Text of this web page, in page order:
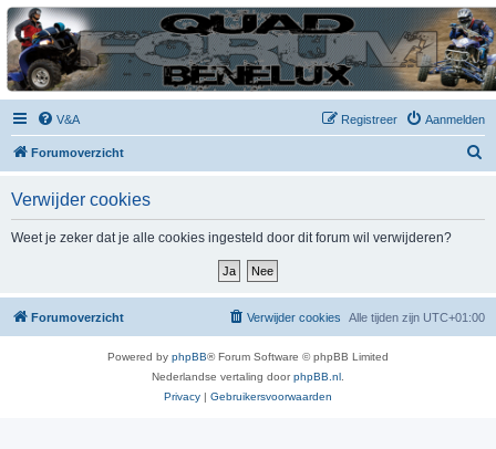
| QFB |
Hét quadforum van de Benelux
V&A Aanmelden
Registreer
Forumoverzicht
Verwijder cookies
Weet je zeker dat je alle cookies ingesteld door dit forum wil verwijderen?
Forumoverzicht Alle tijden zijn UTC+01:00
Verwijder cookies
Powered by phpBB® Forum Software © phpBB Limited
Nederlandse vertaling doorphpBB.nl
Privacy | Gebruikersvoorwaarden